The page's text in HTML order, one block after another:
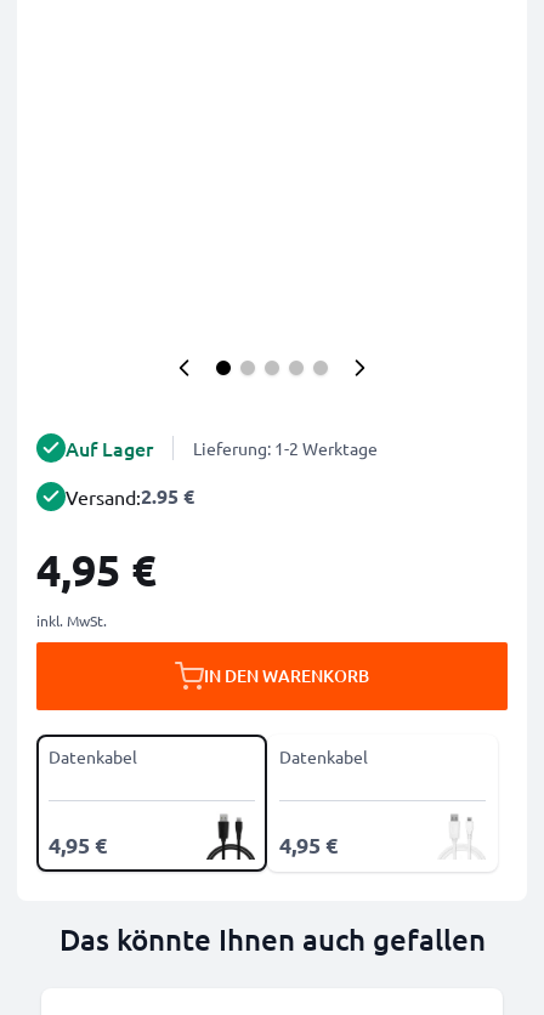
Auf Lager Lieferung: 1-2 Werktage
Versand:2.95 €
4,95 €
inkl. MwSt.
IN DEN WARENKORB
Datenkabel
4,95 €
Datenkabel
4,95 €
Das könnte Ihnen auch gefallen